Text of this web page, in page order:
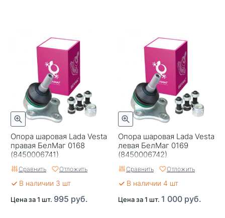
Опора шаровая Lada Vesta
правая БелМаг 0168
(8450006741)
Сравнить Отложить
В наличии 3 шт
Цена за 1 шт. 995 руб.
Опора шаровая Lada Vesta
левая БелМаг 0169
(8450006742)
Сравнить Отложить
В наличии 4 шт
Цена за 1 шт. 1 000 руб.